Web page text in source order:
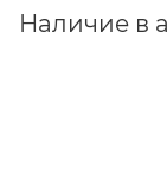
Наличие в